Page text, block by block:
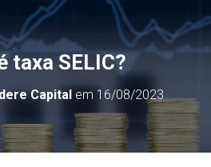
taxa SELIC?
Capitalem 16/08/2023